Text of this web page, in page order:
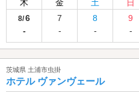
木 金 土 日
8/6
-
7
-
8
-
9
-
茨城県 土浦市虫掛
ホテル ヴァンヴェール